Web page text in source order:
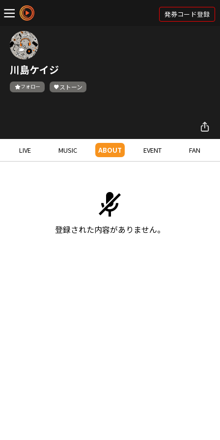
発券コード登録
川島ケイジ
フォロー ストーン
LIVE MUSIC ABOUT EVENT FAN
登録された内容がありません。